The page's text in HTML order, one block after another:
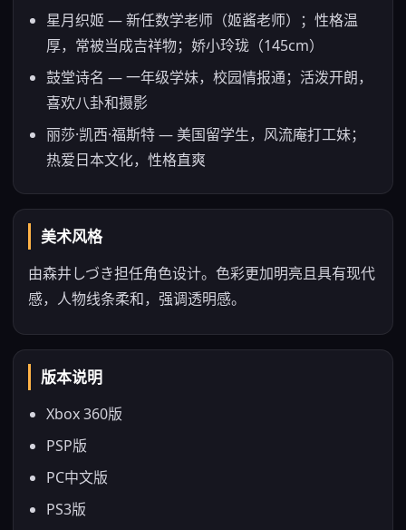
星月织姬 — 新任数学老师（姬酱老师）；性格温
厚，常被当成吉祥物；娇小玲珑（145cm）
鼓堂诗名 — 一年级学妹，校园情报通；活泼开朗，
喜欢八卦和摄影
丽莎·凯西·福斯特 — 美国留学生，风流庵打工妹；
热爱日本文化，性格直爽
美术风格
由森井しづき担任角色设计。色彩更加明亮且具有现代
感，人物线条柔和，强调透明感。
版本说明
Xbox 360版
PSP版
PC中文版
PS3版